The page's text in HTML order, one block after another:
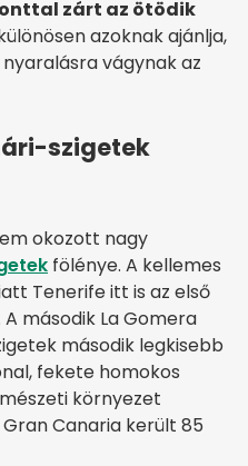
zárt az ötödik
azoknak ajánlja,
vágynak az
szigetek
okozott nagy
fölénye. A kellemes
Tenerife itt is az első
második La Gomera
második legkisebb
fekete homokos
környezet
Canaria került 85